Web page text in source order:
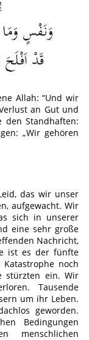
Allah: “Und wir
an Gut und
den Standhaften:
„Wir gehören
das wir unser
aufgewacht. Wir
sich in unserer
eine sehr große
Nachricht,
ist es der fünfte
noch
stürzten ein. Wir
Tausende
um ihr Leben.
geworden.
Bedingungen
menschlichen